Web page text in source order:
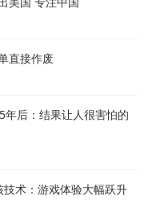
直接作废
后：结果让人很害怕的
术：游戏体验大幅跃升